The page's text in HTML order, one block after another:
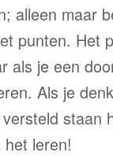
alleen maar
punten. Het
als je een
Als je
staan
leren!